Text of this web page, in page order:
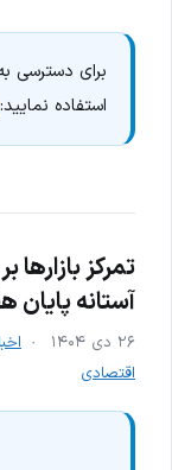
برای دسترسی
استفاده نمایید:
تمرکز
آستانه
۲۶ دی ۱۴۰۴
اقتصادی